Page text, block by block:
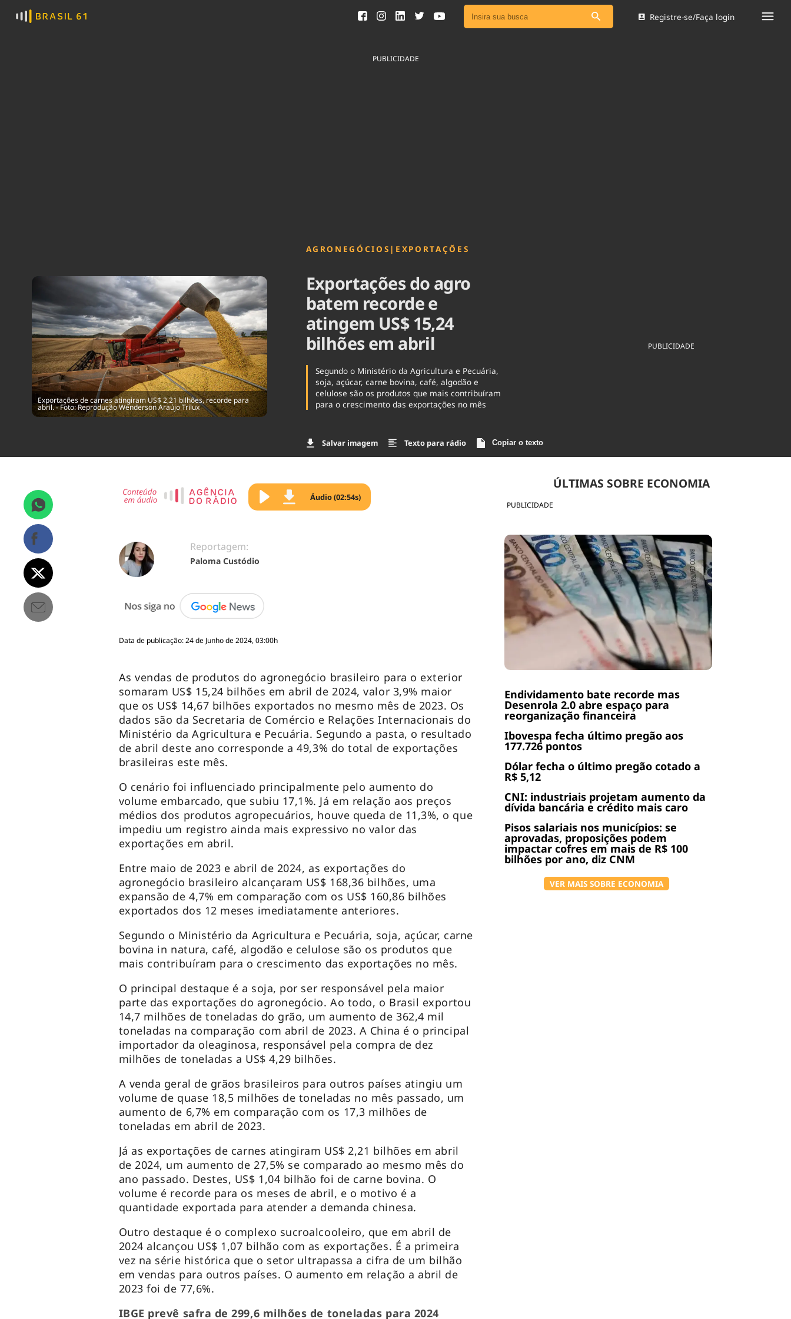
Ver todas as notícias
Registre-se/Faça login
PUBLICIDADE
Exportações de carnes atingiram US$ 2,21 bilhões, recorde para
abril. - Foto: Reprodução Wenderson Araújo Trilux
AGRONEGÓCIOS | EXPORTAÇÕES
Exportações do agro
batem recorde e
atingem US$ 15,24
bilhões em abril
Segundo o Ministério da Agricultura e Pecuária,
soja, açúcar, carne bovina, café, algodão e
celulose são os produtos que mais contribuíram
para o crescimento das exportações no mês
Salvar imagem Texto para rádio Copiar o texto
PUBLICIDADE
PUBLICIDADE
ÚLTIMAS SOBRE ECONOMIA
Endividamento bate recorde mas
Desenrola 2.0 abre espaço para
reorganização financeira
Ibovespa fecha último pregão aos
177.726 pontos
Dólar fecha o último pregão cotado a
R$ 5,12
CNI: industriais projetam aumento da
dívida bancária e crédito mais caro
Pisos salariais nos municípios: se
aprovadas, proposições podem
impactar cofres em mais de R$ 100
bilhões por ano, diz CNM
VER MAIS SOBRE ECONOMIA
Áudio (02:54s)
Reportagem:
Paloma Custódio
Data de publicação: 24 de Junho de 2024, 03:00h
As vendas de produtos do agronegócio brasileiro para o exterior
somaram US$ 15,24 bilhões em abril de 2024, valor 3,9% maior
que os US$ 14,67 bilhões exportados no mesmo mês de 2023. Os
dados são da Secretaria de Comércio e Relações Internacionais do
Ministério da Agricultura e Pecuária. Segundo a pasta, o resultado
de abril deste ano corresponde a 49,3% do total de exportações
brasileiras este mês.
O cenário foi influenciado principalmente pelo aumento do
volume embarcado, que subiu 17,1%. Já em relação aos preços
médios dos produtos agropecuários, houve queda de 11,3%, o que
impediu um registro ainda mais expressivo no valor das
exportações em abril.
Entre maio de 2023 e abril de 2024, as exportações do
agronegócio brasileiro alcançaram US$ 168,36 bilhões, uma
expansão de 4,7% em comparação com os US$ 160,86 bilhões
exportados dos 12 meses imediatamente anteriores.
Segundo o Ministério da Agricultura e Pecuária, soja, açúcar, carne
bovina in natura, café, algodão e celulose são os produtos que
mais contribuíram para o crescimento das exportações no mês.
O principal destaque é a soja, por ser responsável pela maior
parte das exportações do agronegócio. Ao todo, o Brasil exportou
14,7 milhões de toneladas do grão, um aumento de 362,4 mil
toneladas na comparação com abril de 2023. A China é o principal
importador da oleaginosa, responsável pela compra de dez
milhões de toneladas a US$ 4,29 bilhões.
A venda geral de grãos brasileiros para outros países atingiu um
volume de quase 18,5 milhões de toneladas no mês passado, um
aumento de 6,7% em comparação com os 17,3 milhões de
toneladas em abril de 2023.
Já as exportações de carnes atingiram US$ 2,21 bilhões em abril
de 2024, um aumento de 27,5% se comparado ao mesmo mês do
ano passado. Destes, US$ 1,04 bilhão foi de carne bovina. O
volume é recorde para os meses de abril, e o motivo é a
quantidade exportada para atender a demanda chinesa.
Outro destaque é o complexo sucroalcooleiro, que em abril de
2024 alcançou US$ 1,07 bilhão com as exportações. É a primeira
vez na série histórica que o setor ultrapassa a cifra de um bilhão
em vendas para outros países. O aumento em relação a abril de
2023 foi de 77,6%.
IBGE prevê safra de 299,6 milhões de toneladas para 2024